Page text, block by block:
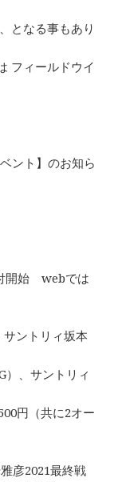
となる事もあり
フィールドウイ
ント】のお知ら
開始 webでは
ントリィ坂本
）、サントリィ
円（共に2オー
彦2021最終戦